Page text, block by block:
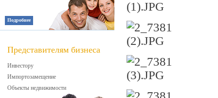
Подробнее
Представителям бизнеса
Инвестору
Импортозамещение
Объекты недвижимости